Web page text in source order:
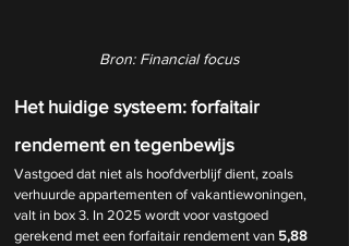
Bron: Financial focus
Het huidige systeem: forfaitair
rendement en tegenbewijs
Vastgoed dat niet als hoofdverblijf dient, zoals
verhuurde appartementen of vakantiewoningen,
valt in box 3. In 2025 wordt voor vastgoed
gerekend met een forfaitair rendement van 5,88